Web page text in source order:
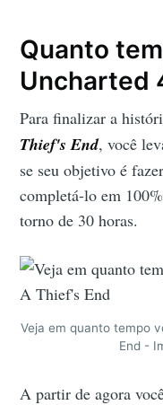
Quanto
Uncharted
Para finalizar a
Thief's End, você
se seu objetivo é
completá-lo em
torno de 30 horas.
Veja em quanto tempo
End -
A partir de agora